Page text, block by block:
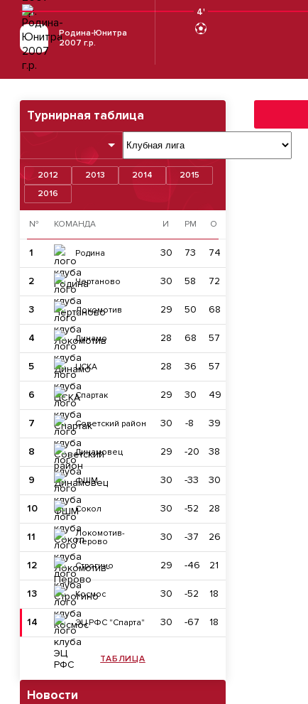
4'
Родина-Юнитра
2007 г.р.
Турнирная таблица
2012 2013 2014
2015
2016
№ КОМАНДА И РМ О
1 Родина 30 73 74
2 Чертаново 30 58 72
3 Локомотив 29 50 68
4 Динамо 28 68 57
5 ЦСКА 28 36 57
6 Спартак 29 30 49
7 Советский район 30 -8 39
8 Динамовец 29 -20 38
9 ФШМ 30 -33 30
10 Сокол 30 -52 28
11
Локомотив-
Перово
30 -37 26
12 Строгино 29 -46 21
13 Космос 30 -52 18
14 ЭЦ РФС "Спарта" 30 -67 18
ТАБЛИЦА
Новости